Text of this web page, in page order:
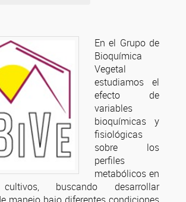
En el Grupo de
Bioquímica
Vegetal
estudiamos el
efecto de
variables
bioquímicas y
fisiológicas
sobre los
perfiles
metabólicos en
buscando desarrollar